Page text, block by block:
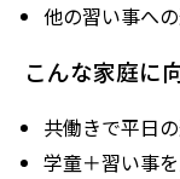
他の習い事へ
こんな家庭に
共働きで平日
学童＋習い事